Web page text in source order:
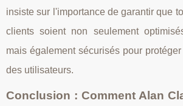
insiste sur l'importance de garantir que
clients soient non seulement
mais également sécurisés pour
des utilisateurs.
Conclusion : Comment Alan